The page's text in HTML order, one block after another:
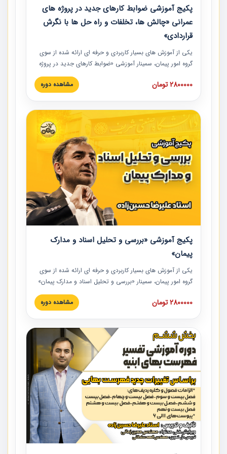
پکیج آموزشی ضوابط کارهای جدید در پروژه های
عمرانی «چالش ها، تخلفات و راه حل ها با نگرش
قراردادی»
یکی از آموزش‏‏‏‏‏‏ های بسیار کاربردی و حرفه‏ ای ارائه شده از سوی
گروه امور پیمان، سمینار آموزشی «ضوابط کارهای جدید در پروژه
های عمرانی» چالش ها، تخلفات و راه حل ها با نگرش قراردادی
است که در محل سندیکای شرکت های ساختمانی کشور ارائه شد.
مدارک پیمان به همراه تجربیات عملی ارائه شده است.
2800000 تومان مشاهده دوره
پکیج آموزشی «بررسی و تحلیل اسناد و مدارک
پیمان»
یکی از آموزش‏‏‏‏‏‏ های بسیار کاربردی و حرفه‏ ای ارائه شده از سوی
گروه امور پیمان، سمینار «بررسی و تحلیل اسناد و مدارک پیمان»
است که در دانشگاه صنعتی شریف ارائه شد. در این آموزش
نکات کلیدی مربوط به اسناد و مدارک پیمان، اولویت بندی اسناد
پیمان به همراه تجربیات عملی در این خصوص ارائه شده است.
2800000 تومان مشاهده دوره